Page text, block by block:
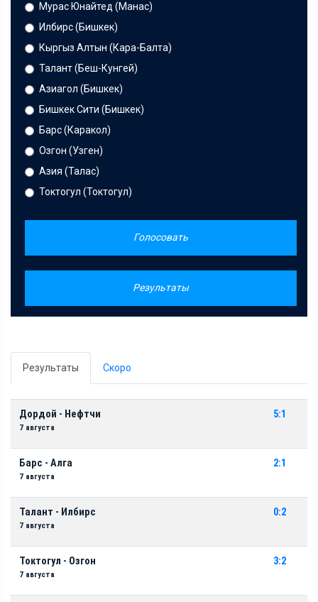
Мурас Юнайтед (Манас)
Илбирс (Бишкек)
Кыргыз Алтын (Кара-Балта)
Талант (Беш-Кунгей)
Азиагол (Бишкек)
Бишкек Сити (Бишкек)
Барс (Каракол)
Озгон (Узген)
Азия (Талас)
Токтогул (Токтогул)
Голосовать
Результаты
Результаты Скоро
Дордой - Нефтчи
7 августа
5:1
Барс - Алга
7 августа
2:1
Талант - Илбирс
7 августа
0:2
Токтогул - Озгон
7 августа
3:2